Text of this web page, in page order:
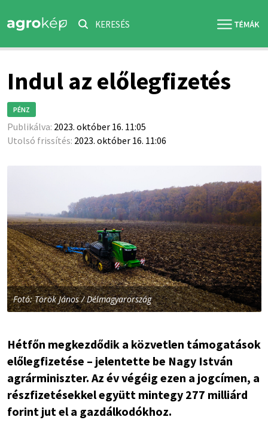
KERESÉS
Indul az előlegfizetés
PÉNZ
Publikálva: 2023. október 16. 11:05
Utolsó frissítés: 2023. október 16. 11:06
Fotó: Török János / Délmagyarország
Hétfőn megkezdődik a közvetlen támogatások
előlegfizetése – jelentette be Nagy István
agrárminiszter. Az év végéig ezen a jogcímen, a
részfizetésekkel együtt mintegy 277 milliárd
forint jut el a gazdálkodókhoz.